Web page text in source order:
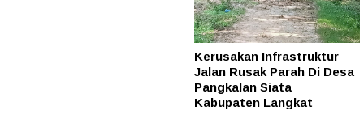
Kerusakan Infrastruktur
Jalan Rusak Parah Di Desa
Pangkalan Siata
Kabupaten Langkat